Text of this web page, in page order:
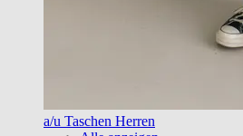
a/u Taschen Herren